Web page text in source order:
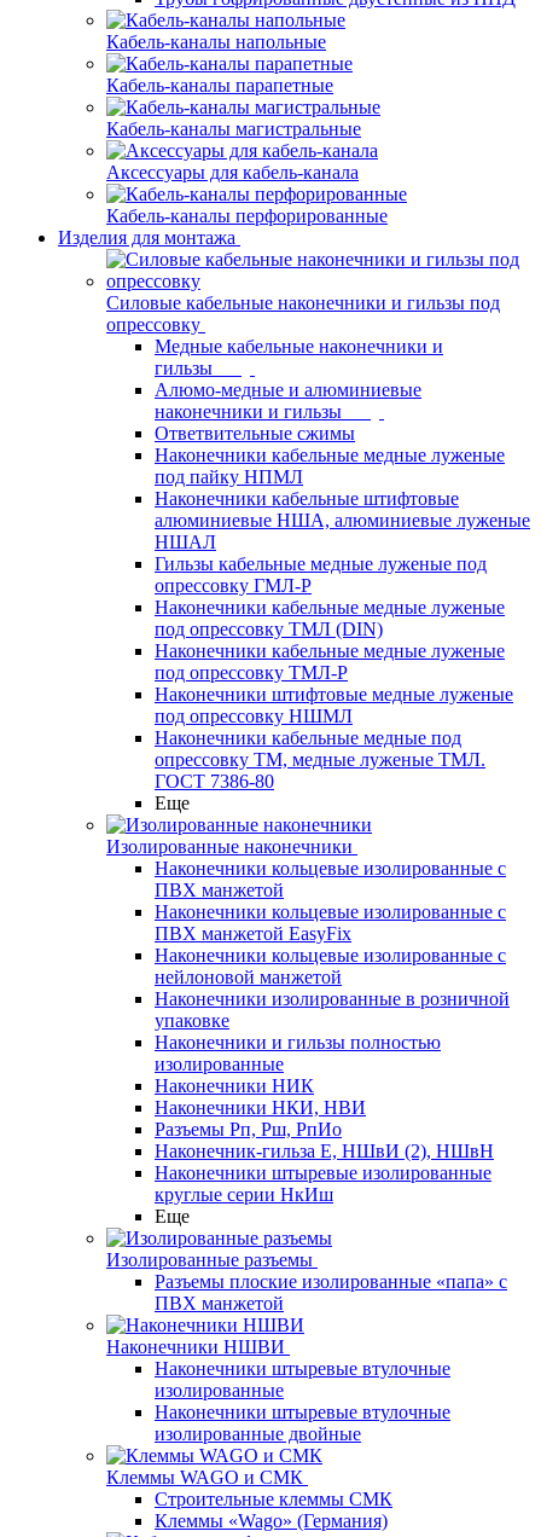
Кабель-каналы напольные
Кабель-каналы парапетные
Кабель-каналы магистральные
Аксессуары для кабель-канала
Кабель-каналы перфорированные
Изделия для монтажа
Силовые кабельные наконечники и гильзы под
опрессовку
Медные кабельные наконечники и
гильзы
Алюмо-медные и алюминиевые
наконечники и гильзы
Ответвительные сжимы
Наконечники кабельные медные луженые
под пайку НПМЛ
Наконечники кабельные штифтовые
алюминиевые НША, алюминиевые луженые
НШАЛ
Гильзы кабельные медные луженые под
опрессовку ГМЛ-Р
Наконечники кабельные медные луженые
под опрессовку ТМЛ (DIN)
Наконечники кабельные медные луженые
под опрессовку ТМЛ-Р
Наконечники штифтовые медные луженые
под опрессовку НШМЛ
Наконечники кабельные медные под
опрессовку ТМ, медные луженые ТМЛ.
ГОСТ 7386-80
Еще
Изолированные наконечники
Наконечники кольцевые изолированные с
ПВХ манжетой
Наконечники кольцевые изолированные с
ПВХ манжетой EasyFix
Наконечники кольцевые изолированные с
нейлоновой манжетой
Наконечники изолированные в розничной
упаковке
Наконечники и гильзы полностью
изолированные
Наконечники НИК
Наконечники НКИ, НВИ
Разъемы Рп, Рш, РпИо
Наконечник-гильза Е, НШвИ (2), НШвН
Наконечники штыревые изолированные
круглые серии НкИш
Еще
Изолированные разъемы
Разъемы плоские изолированные «папа» с
ПВХ манжетой
Наконечники НШВИ
Наконечники штыревые втулочные
изолированные
Наконечники штыревые втулочные
изолированные двойные
Клеммы WAGO и СМК
Строительные клеммы СМК
Клеммы «Wago» (Германия)